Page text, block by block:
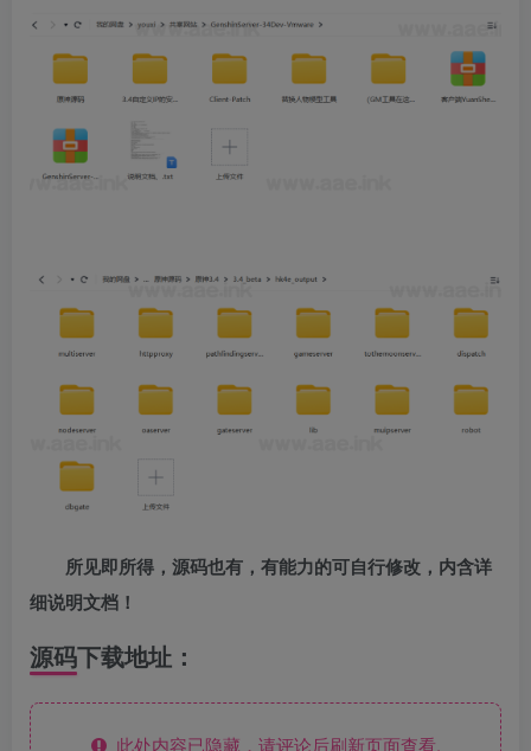
所见即所得，源码也有，有能力的可自行修改，内含详
细说明文档！
源码下载地址：
此处内容已隐藏，请评论后刷新页面查看.